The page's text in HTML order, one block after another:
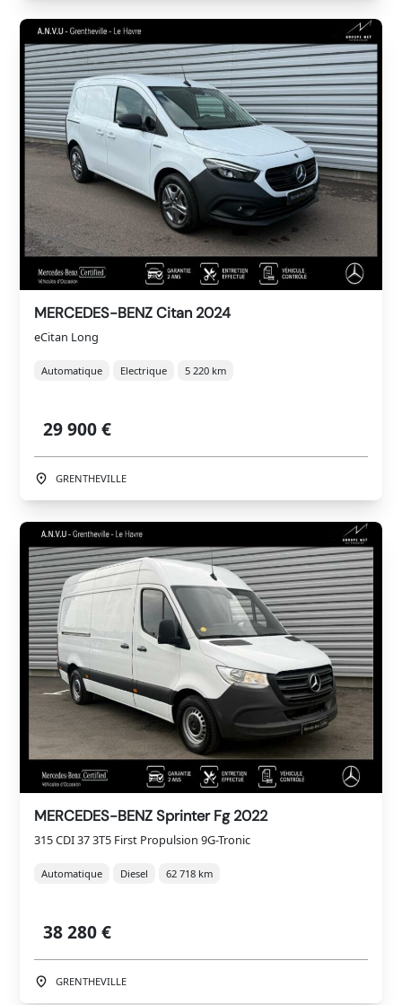
MERCEDES-BENZ Citan 2024
eCitan Long
Automatique Electrique 5 220 km
29 900 €
GRENTHEVILLE
MERCEDES-BENZ Sprinter Fg 2022
315 CDI 37 3T5 First Propulsion 9G-Tronic
Automatique Diesel 62 718 km
38 280 €
GRENTHEVILLE